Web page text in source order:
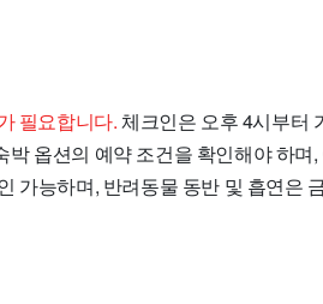
필요합니다.체크인은 오후 4시부터
옵션의 예약 조건을 확인해야 하며,
가능하며, 반려동물 동반 및 흡연은